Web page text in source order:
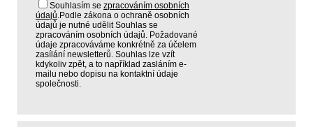
Souhlasím se zpracováním osobních
údajů.Podle zákona o ochraně osobních
údajů je nutné udělit Souhlas se
zpracováním osobních údajů. Požadované
údaje zpracováváme konkrétně za účelem
zasílání newsletterů. Souhlas lze vzít
kdykoliv zpět, a to například zasláním e-
mailu nebo dopisu na kontaktní údaje
společnosti.